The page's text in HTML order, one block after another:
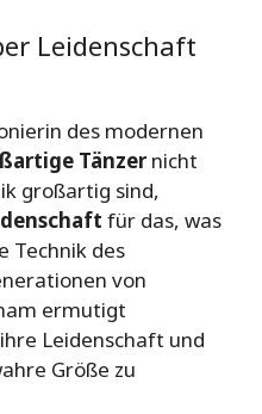
Leidenschaft
des modernen
Tänzernicht
großartig sind,
für das, was
Technik des
von
ermutigt
Leidenschaft und
Größe zu